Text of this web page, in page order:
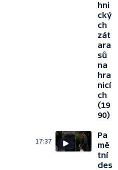
hni
cký
ch
zát
ara
sů
na
hra
nicí
ch
(19
90)
17:37
Pa
mě
tní
des